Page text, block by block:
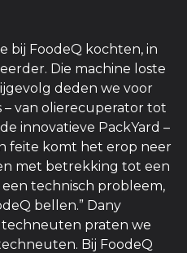
bij FoodeQ kochten, in
Die machine loste
deden we voor
– van olierecuperator tot
innovatieve PackYard –
feite komt het erop neer
met betrekking tot een
technisch probleem,
bellen.” Dany
techneuten praten we
Bij FoodeQ